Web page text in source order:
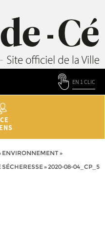
EN 1 CLIC
ENVIRONNEMENT»
SÉCHERESSE»2020-08-04_CP_5